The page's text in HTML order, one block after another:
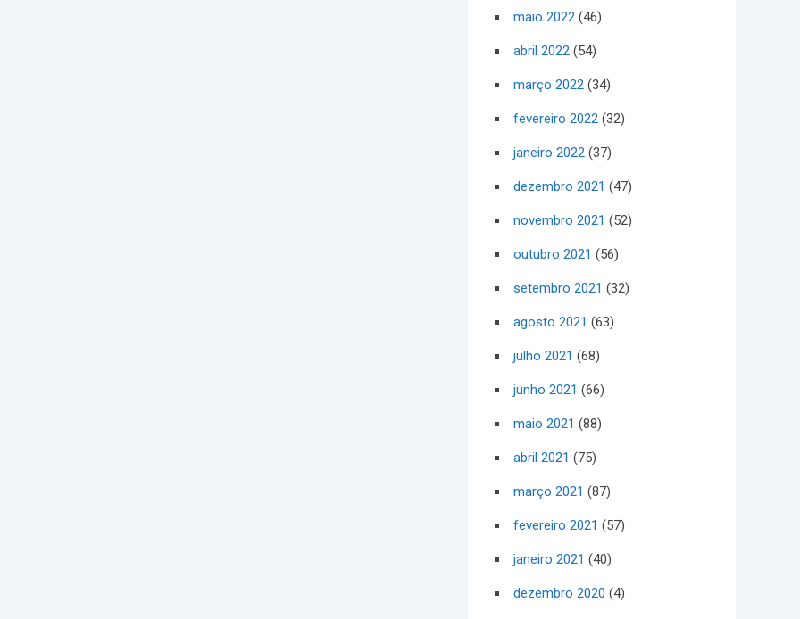
maio 2022 (46)
abril 2022 (54)
março 2022 (34)
fevereiro 2022 (32)
janeiro 2022 (37)
dezembro 2021 (47)
novembro 2021 (52)
outubro 2021 (56)
setembro 2021 (32)
agosto 2021 (63)
julho 2021 (68)
junho 2021 (66)
maio 2021 (88)
abril 2021 (75)
março 2021 (87)
fevereiro 2021 (57)
janeiro 2021 (40)
dezembro 2020 (4)